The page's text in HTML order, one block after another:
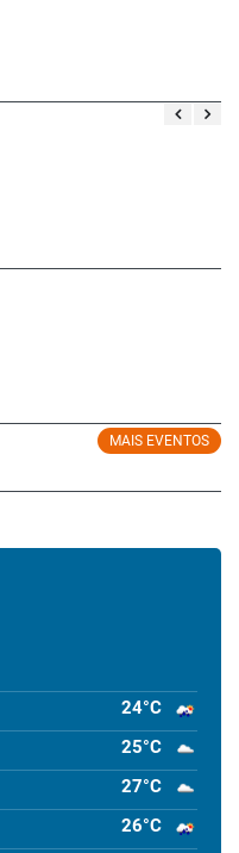
MAIS EVENTOS
24°C
25°C
27°C
26°C